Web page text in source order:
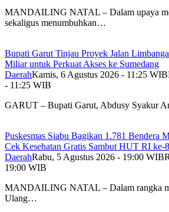
MANDAILING NATAL – Dalam upaya
sekaligus menumbuhkan…
Bupati Garut Tinjau Proyek Jalan
Miliar untuk Perkuat Akses ke Sumedang
DaerahKamis, 6 Agustus 2026 - 11:25 WIB
- 11:25 WIB
GARUT – Bupati Garut, Abdusy Syakur
Puskesmas Siabu Bagikan 1.781 Bendera
Cek Kesehatan Gratis Sambut HUT RI ke-
DaerahRabu, 5 Agustus 2026 - 19:00 WIB
19:00 WIB
MANDAILING NATAL – Dalam rangka
Ulang…